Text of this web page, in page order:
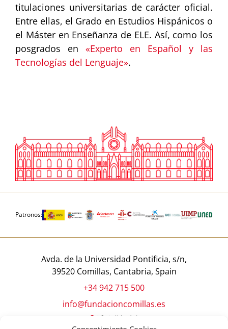
titulaciones universitarias de carácter oficial.
Entre ellas, el Grado en Estudios Hispánicos o
el Máster en Enseñanza de ELE. Así, como los
posgrados en «Experto en Español y las
Tecnologías del Lenguaje».
Patronos:
Avda. de la Universidad Pontificia, s/n,
39520 Comillas, Cantabria, Spain
+34 942 715 500
info@fundacioncomillas.es